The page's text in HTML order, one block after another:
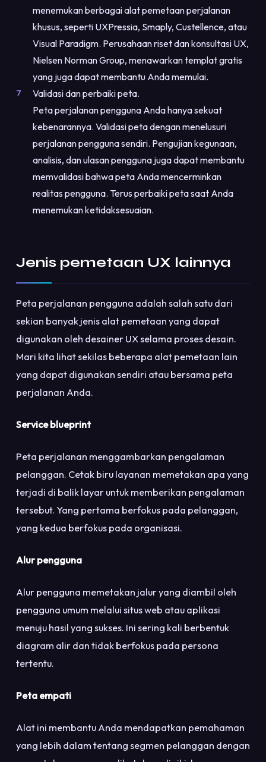
menemukan berbagai alat pemetaan perjalanan
khusus, seperti UXPressia, Smaply, Custellence, atau
Visual Paradigm. Perusahaan riset dan konsultasi UX,
Nielsen Norman Group, menawarkan templat gratis
yang juga dapat membantu Anda memulai.
Validasi dan perbaiki peta.
Peta perjalanan pengguna Anda hanya sekuat
kebenarannya. Validasi peta dengan menelusuri
perjalanan pengguna sendiri. Pengujian kegunaan,
analisis, dan ulasan pengguna juga dapat membantu
memvalidasi bahwa peta Anda mencerminkan
realitas pengguna. Terus perbaiki peta saat Anda
menemukan ketidaksesuaian.
Jenis pemetaan UX lainnya
Peta perjalanan pengguna adalah salah satu dari
sekian banyak jenis alat pemetaan yang dapat
digunakan oleh desainer UX selama proses desain.
Mari kita lihat sekilas beberapa alat pemetaan lain
yang dapat digunakan sendiri atau bersama peta
perjalanan Anda.
Service blueprint
Peta perjalanan menggambarkan pengalaman
pelanggan. Cetak biru layanan memetakan apa yang
terjadi di balik layar untuk memberikan pengalaman
tersebut. Yang pertama berfokus pada pelanggan,
yang kedua berfokus pada organisasi.
Alur pengguna
Alur pengguna memetakan jalur yang diambil oleh
pengguna umum melalui situs web atau aplikasi
menuju hasil yang sukses. Ini sering kali berbentuk
diagram alir dan tidak berfokus pada persona
tertentu.
Peta empati
Alat ini membantu Anda mendapatkan pemahaman
yang lebih dalam tentang segmen pelanggan dengan